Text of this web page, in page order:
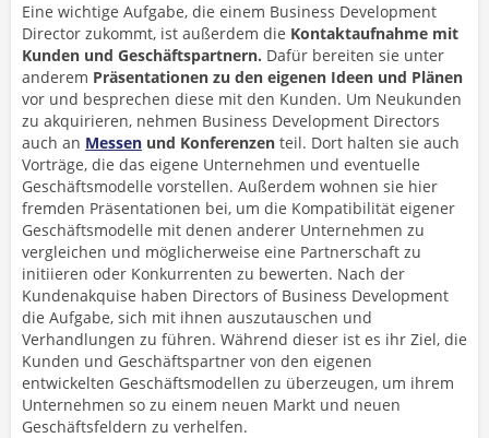
Eine wichtige Aufgabe, die einem Business Development
Director zukommt, ist außerdem die Kontaktaufnahme mit
Kunden und Geschäftspartnern. Dafür bereiten sie unter
anderem Präsentationen zu den eigenen Ideen und Plänen
vor und besprechen diese mit den Kunden. Um Neukunden
zu akquirieren, nehmen Business Development Directors
auch an Messen und Konferenzen teil. Dort halten sie auch
Vorträge, die das eigene Unternehmen und eventuelle
Geschäftsmodelle vorstellen. Außerdem wohnen sie hier
fremden Präsentationen bei, um die Kompatibilität eigener
Geschäftsmodelle mit denen anderer Unternehmen zu
vergleichen und möglicherweise eine Partnerschaft zu
initiieren oder Konkurrenten zu bewerten. Nach der
Kundenakquise haben Directors of Business Development
die Aufgabe, sich mit ihnen auszutauschen und
Verhandlungen zu führen. Während dieser ist es ihr Ziel, die
Kunden und Geschäftspartner von den eigenen
entwickelten Geschäftsmodellen zu überzeugen, um ihrem
Unternehmen so zu einem neuen Markt und neuen
Geschäftsfeldern zu verhelfen.